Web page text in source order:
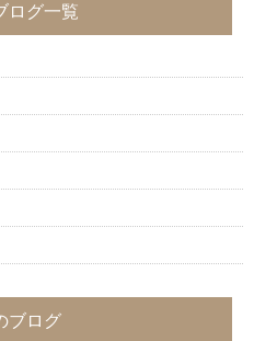
ログ一覧
ブログ